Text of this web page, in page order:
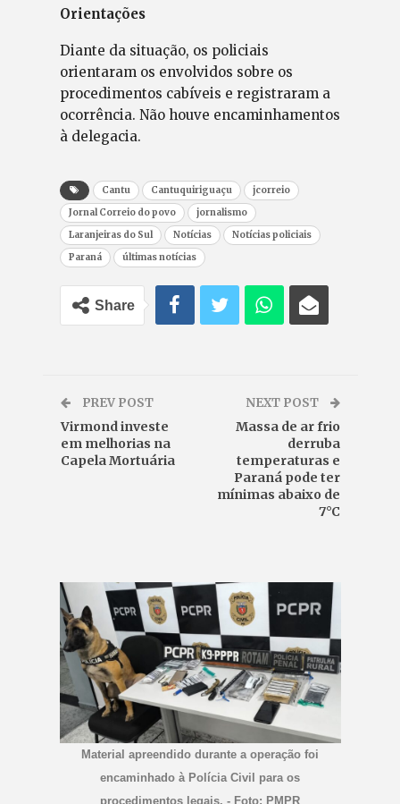
Orientações
Diante da situação, os policiais
orientaram os envolvidos sobre os
procedimentos cabíveis e registraram a
ocorrência. Não houve encaminhamentos
à delegacia.
Cantu Cantuquiriguaçu
jcorreio
Jornal Correio do povo
jornalismo
Laranjeiras do Sul
Notícias
Notícias policiais
Paraná
últimas notícias
Share
PREV POST
Virmond investe
em melhorias na
Capela Mortuária
NEXT POST
Massa de ar frio
derruba
temperaturas e
Paraná pode ter
mínimas abaixo de
7°C
Material apreendido durante a operação foi
encaminhado à Polícia Civil para os
procedimentos legais. - Foto: PMPR